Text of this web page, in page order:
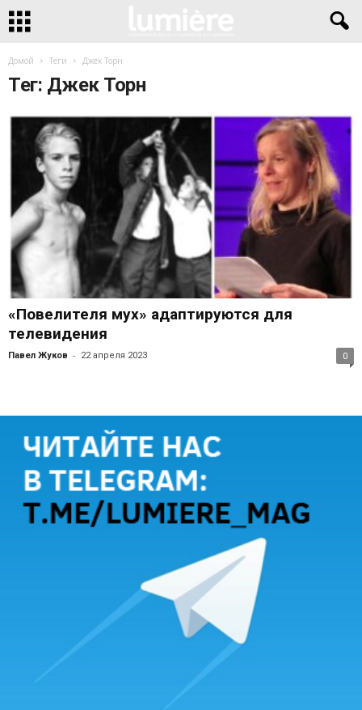
Домой Теги Джек Торн
Тег: Джек Торн
«Повелителя мух» адаптируются для
телевидения
Павел Жуков - 22 апреля 2023 0